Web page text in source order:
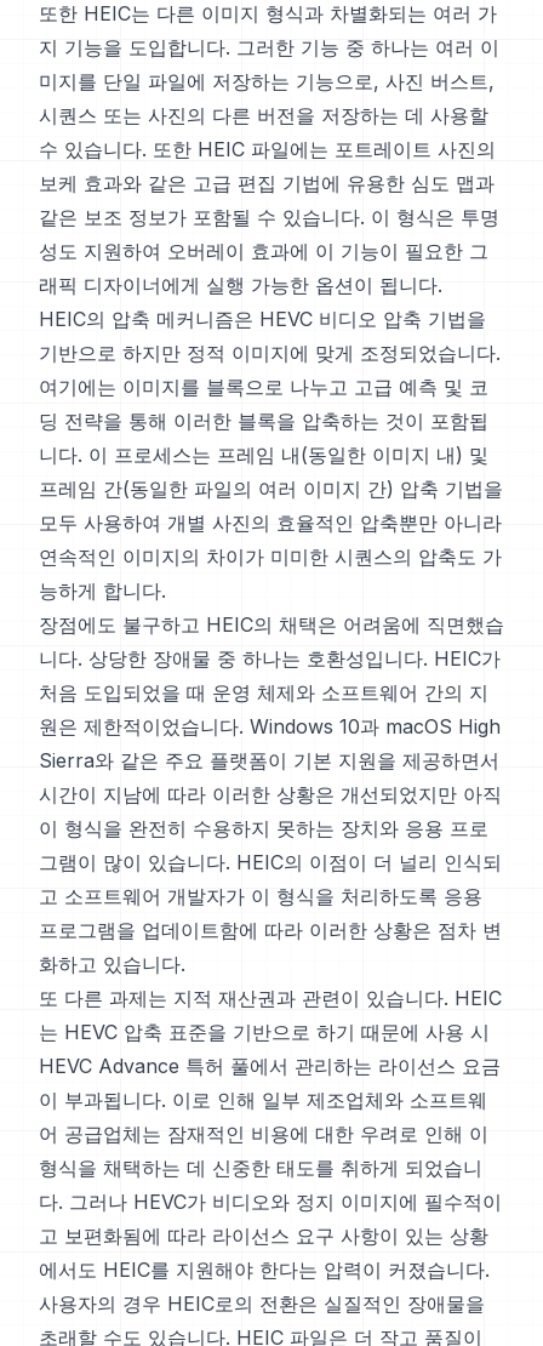
또한 HEIC는 다른 이미지 형식과 차별화되는 여러 가
지 기능을 도입합니다. 그러한 기능 중 하나는 여러 이
미지를 단일 파일에 저장하는 기능으로, 사진 버스트,
시퀀스 또는 사진의 다른 버전을 저장하는 데 사용할
수 있습니다. 또한 HEIC 파일에는 포트레이트 사진의
보케 효과와 같은 고급 편집 기법에 유용한 심도 맵과
같은 보조 정보가 포함될 수 있습니다. 이 형식은 투명
성도 지원하여 오버레이 효과에 이 기능이 필요한 그
래픽 디자이너에게 실행 가능한 옵션이 됩니다.
HEIC의 압축 메커니즘은 HEVC 비디오 압축 기법을
기반으로 하지만 정적 이미지에 맞게 조정되었습니다.
여기에는 이미지를 블록으로 나누고 고급 예측 및 코
딩 전략을 통해 이러한 블록을 압축하는 것이 포함됩
니다. 이 프로세스는 프레임 내(동일한 이미지 내) 및
프레임 간(동일한 파일의 여러 이미지 간) 압축 기법을
모두 사용하여 개별 사진의 효율적인 압축뿐만 아니라
연속적인 이미지의 차이가 미미한 시퀀스의 압축도 가
능하게 합니다.
장점에도 불구하고 HEIC의 채택은 어려움에 직면했습
니다. 상당한 장애물 중 하나는 호환성입니다. HEIC가
처음 도입되었을 때 운영 체제와 소프트웨어 간의 지
원은 제한적이었습니다. Windows 10과 macOS High
Sierra와 같은 주요 플랫폼이 기본 지원을 제공하면서
시간이 지남에 따라 이러한 상황은 개선되었지만 아직
이 형식을 완전히 수용하지 못하는 장치와 응용 프로
그램이 많이 있습니다. HEIC의 이점이 더 널리 인식되
고 소프트웨어 개발자가 이 형식을 처리하도록 응용
프로그램을 업데이트함에 따라 이러한 상황은 점차 변
화하고 있습니다.
또 다른 과제는 지적 재산권과 관련이 있습니다. HEIC
는 HEVC 압축 표준을 기반으로 하기 때문에 사용 시
HEVC Advance 특허 풀에서 관리하는 라이선스 요금
이 부과됩니다. 이로 인해 일부 제조업체와 소프트웨
어 공급업체는 잠재적인 비용에 대한 우려로 인해 이
형식을 채택하는 데 신중한 태도를 취하게 되었습니
다. 그러나 HEVC가 비디오와 정지 이미지에 필수적이
고 보편화됨에 따라 라이선스 요구 사항이 있는 상황
에서도 HEIC를 지원해야 한다는 압력이 커졌습니다.
사용자의 경우 HEIC로의 전환은 실질적인 장애물을
초래할 수도 있습니다. HEIC 파일은 더 작고 품질이